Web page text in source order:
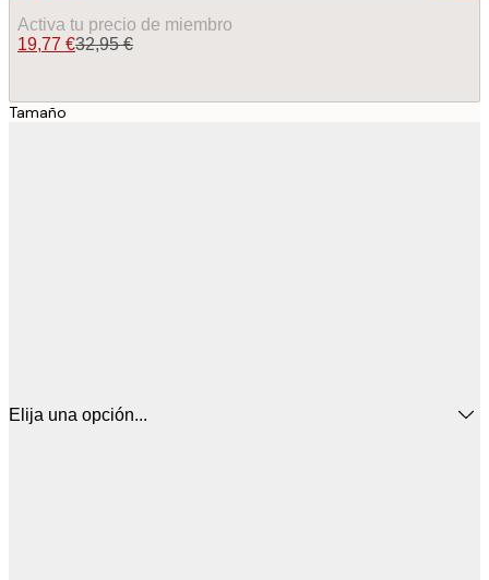
Activa tu precio de miembro
19,77 €32,95 €
Tamaño
Elija una opción...